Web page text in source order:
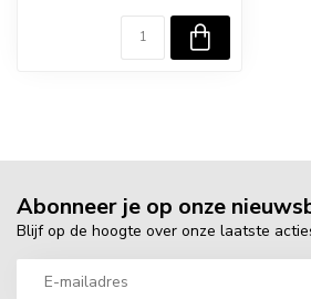
Abonneer je op onze
Blijf op de hoogte over onze laatste